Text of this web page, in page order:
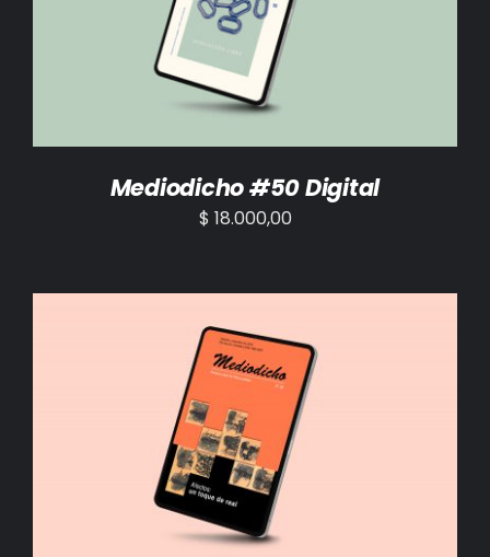
AÑADIR AL CARRITO /
Mediodicho #50 Digital
$ 18.000,00
AÑADIR AL CARRITO /